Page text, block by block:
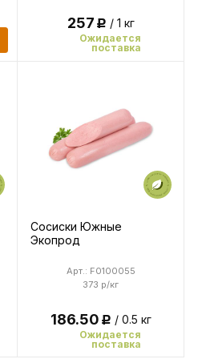
257Р / 1 кг
Ожидается
поставка
Сосиски Южные
Экопрод
373 р/кг
Арт.: F0100055
186.50Р / 0.5 кг
Ожидается
поставка